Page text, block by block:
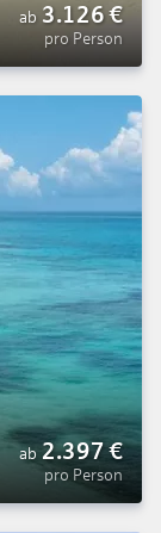
ab 3.126€
pro Person
ab 2.397€
pro Person